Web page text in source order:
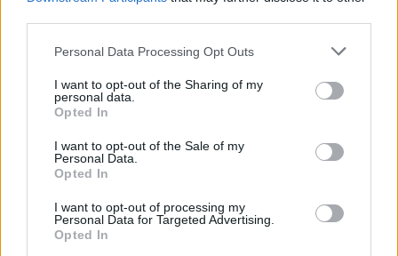
Please note that this website/app uses one or more Google
not limited to your visit or usage behaviour. You may click to
grant or deny consent to Google and its third-party tags to
use your data for below specified purposes in below Google
consent section.
Personal Data Processing Opt Outs
I want to opt-out of the Sharing of my
personal data.
Opted In
I want to opt-out of the Sale of my
Personal Data.
Opted In
I want to opt-out of processing my
Personal Data for Targeted Advertising.
Opted In
of Antwerp: Jill Cnudde en Laura Carpels
Jill Cnudde en Laura Carpels zijn de nieuwe sterren van The
Redactie Newz · 30 jul 2026